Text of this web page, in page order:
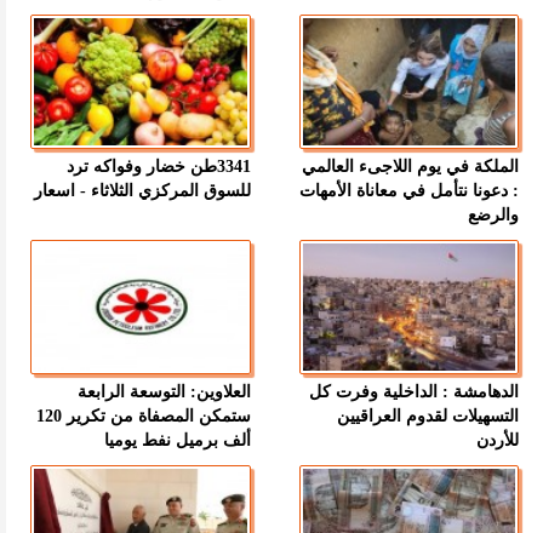
الملكة في يوم اللاجىء العالمي
: دعونا نتأمل في معاناة الأمهات
والرضع
3341طن خضار وفواكه ترد
للسوق المركزي الثلاثاء - اسعار
الدهامشة : الداخلية وفرت كل
التسهيلات لقدوم العراقيين
للأردن
العلاوين: التوسعة الرابعة
ستمكن المصفاة من تكرير 120
ألف برميل نفط يوميا